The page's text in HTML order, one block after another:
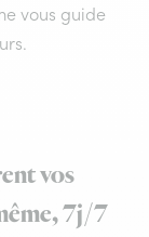
vous guide
vos
7j/7